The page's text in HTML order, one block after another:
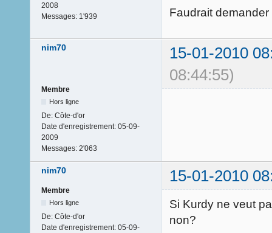
2008
Messages: 1'939
Faudrait
nim70
15-01-2010
08:44:55)
Membre
Hors ligne
De: Côte-d'or
Date d'enregistrement: 05-09-
2009
Messages: 2'063
nim70 15-01-2010
Membre
Hors ligne
De: Côte-d'or
Date d'enregistrement: 05-09-
Si Kurdy ne veut
non?